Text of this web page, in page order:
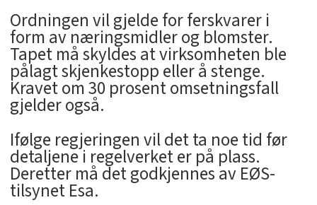
Ordningen vil gjelde for ferskvarer i
form av næringsmidler og blomster.
Tapet må skyldes at virksomheten ble
pålagt skjenkestopp eller å stenge.
Kravet om 30 prosent omsetningsfall
gjelder også.
Ifølge regjeringen vil det ta noe tid før
detaljene i regelverket er på plass.
Deretter må det godkjennes av EØS-
tilsynet Esa.